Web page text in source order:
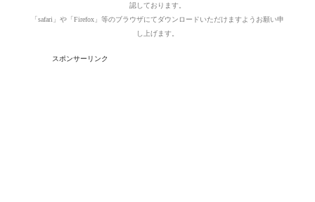
認しております。
「safari」や「Firefox」等のブラウザにてダウンロードいただけますようお願い申
し上げます。
スポンサーリンク